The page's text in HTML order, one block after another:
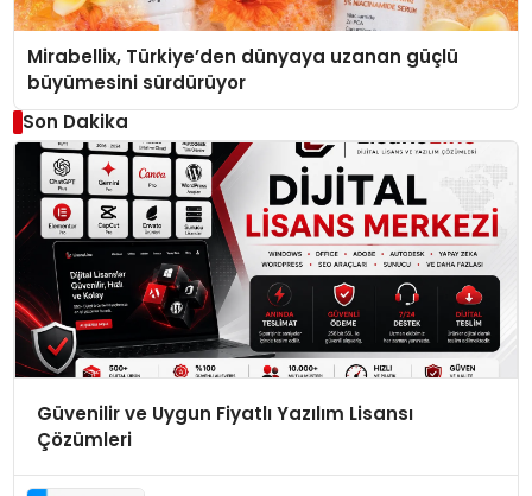
Mirabellix, Türkiye’den dünyaya uzanan güçlü
büyümesini sürdürüyor
Son Dakika
Güvenilir ve Uygun Fiyatlı Yazılım Lisansı
Çözümleri